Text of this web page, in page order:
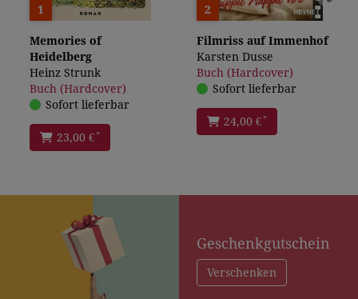
1
Memories of
Heidelberg
Heinz Strunk
Buch (Hardcover)
Sofort lieferbar
23,00 € *
2
Filmriss auf Immenhof
Karsten Dusse
Buch (Hardcover)
Sofort lieferbar
24,00 € *
Geschenkgutschein
Verschenken